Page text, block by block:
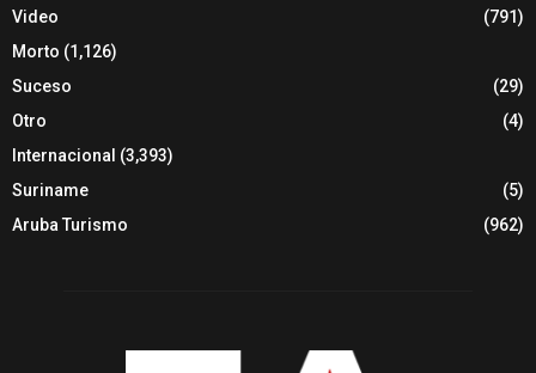
Video
(791)
Morto (1,126)
Suceso
(29)
Otro
(4)
Internacional (3,393)
Suriname
(5)
Aruba Turismo
(962)